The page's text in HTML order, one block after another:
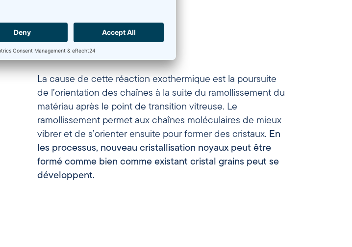
La cause de cette réaction exothermique est la poursuite
de l’orientation des chaînes à la suite du ramollissement du
matériau après le point de transition vitreuse. Le
ramollissement permet aux chaînes moléculaires de mieux
vibrer et de s’orienter ensuite pour former des cristaux. En
les processus, nouveau cristallisation noyaux peut être
formé comme bien comme existant cristal grains peut se
développent.